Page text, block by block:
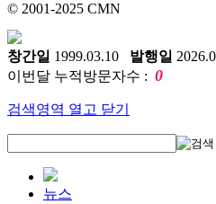
© 2001-2025 CMN
창간일 1999.03.10 발행일
이번달 누적방문자수 : 0
검색영역 열고 닫기
뉴스